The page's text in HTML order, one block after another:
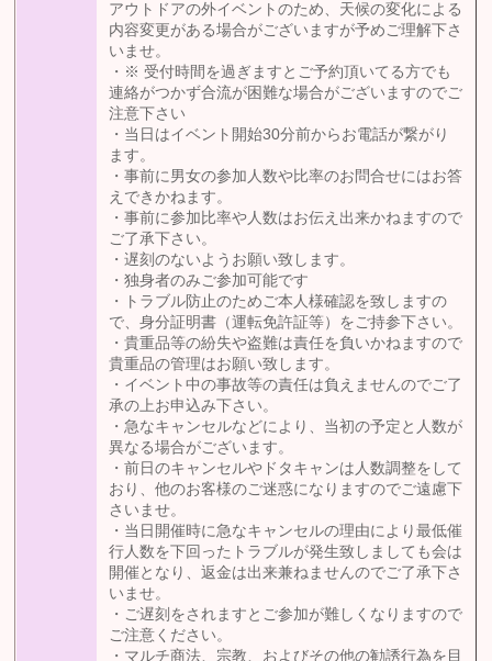
アウトドアの外イベントのため、天候の変化による
内容変更がある場合がございますが予めご理解下さ
いませ。
・※ 受付時間を過ぎますとご予約頂いてる方でも
連絡がつかず合流が困難な場合がございますのでご
注意下さい
・当日はイベント開始30分前からお電話が繋がり
ます。
・事前に男女の参加人数や比率のお問合せにはお答
えできかねます。
・事前に参加比率や人数はお伝え出来かねますので
ご了承下さい。
・遅刻のないようお願い致します。
・独身者のみご参加可能です
・トラブル防止のためご本人様確認を致しますの
で、身分証明書（運転免許証等）をご持参下さい。
・貴重品等の紛失や盗難は責任を負いかねますので
貴重品の管理はお願い致します。
・イベント中の事故等の責任は負えませんのでご了
承の上お申込み下さい。
・急なキャンセルなどにより、当初の予定と人数が
異なる場合がございます。
・前日のキャンセルやドタキャンは人数調整をして
おり、他のお客様のご迷惑になりますのでご遠慮下
さいませ。
・当日開催時に急なキャンセルの理由により最低催
行人数を下回ったトラブルが発生致しましても会は
開催となり、返金は出来兼ねませんのでご了承下さ
いませ。
・ご遅刻をされますとご参加が難しくなりますので
ご注意ください。
・マルチ商法、宗教、およびその他の勧誘行為を目